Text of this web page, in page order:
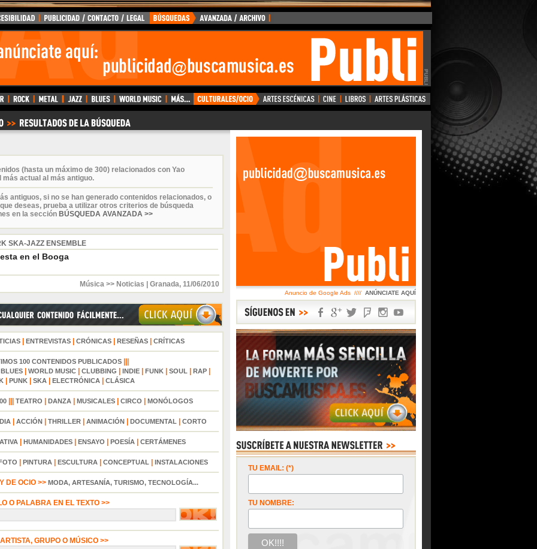
(hasta un máximo de 300) relacionados con Yao
más actual al más antiguo.
antiguos, si no se han generado contenidos relacionados, o
deseas, prueba a utilizar otros criterios de búsqueda
en la sección BÚSQUEDA AVANZADA >>
SKA-JAZZ ENSEMBLE
en el Booga
Música >> Noticias Granada, 11/06/2010
| ENTREVISTAS| CRÓNICAS| RESEÑAS| CRÍTICAS
100 CONTENIDOS PUBLICADOS
BLUES| WORLD MUSIC| CLUBBING INDIE| FUNK| SOUL| RAP|
| PUNK| SKA| ELECTRÓNICA| CLÁSICA
||| TEATRO DANZA| MUSICALES| CIRCO MONÓLOGOS
ACCIÓN THRILLER ANIMACIÓN DOCUMENTAL CORTO
HUMANIDADES ENSAYO POESÍA CERTÁMENES
PINTURA ESCULTURA CONCEPTUAL INSTALACIONES
DE OCIO >> MODA, ARTESANÍA, TURISMO, TECNOLOGÍA...
O PALABRA EN EL TEXTO >>
GRUPO O MÚSICO >>
Anuncio de Google Ads //// ANÚNCIATE AQUÍ
TU EMAIL: (*)
TU NOMBRE: